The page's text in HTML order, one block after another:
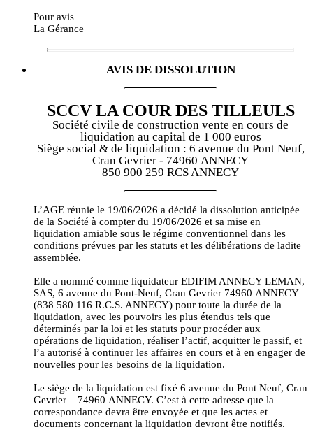
Pour avis
La Gérance
AVIS DE DISSOLUTION
SCCV LA COUR DES TILLEULS
Société civile de construction vente en cours de
liquidation au capital de 1 000 euros
Siège social & de liquidation : 6 avenue du Pont Neuf,
Cran Gevrier - 74960 ANNECY
850 900 259 RCS ANNECY
L’AGE réunie le 19/06/2026 a décidé la dissolution anticipée
de la Société à compter du 19/06/2026 et sa mise en
liquidation amiable sous le régime conventionnel dans les
conditions prévues par les statuts et les délibérations de ladite
assemblée.
Elle a nommé comme liquidateur EDIFIM ANNECY LEMAN,
SAS, 6 avenue du Pont-Neuf, Cran Gevrier 74960 ANNECY
(838 580 116 R.C.S. ANNECY) pour toute la durée de la
liquidation, avec les pouvoirs les plus étendus tels que
déterminés par la loi et les statuts pour procéder aux
opérations de liquidation, réaliser l’actif, acquitter le passif, et
l’a autorisé à continuer les affaires en cours et à en engager de
nouvelles pour les besoins de la liquidation.
Le siège de la liquidation est fixé 6 avenue du Pont Neuf, Cran
Gevrier – 74960 ANNECY. C’est à cette adresse que la
correspondance devra être envoyée et que les actes et
documents concernant la liquidation devront être notifiés.